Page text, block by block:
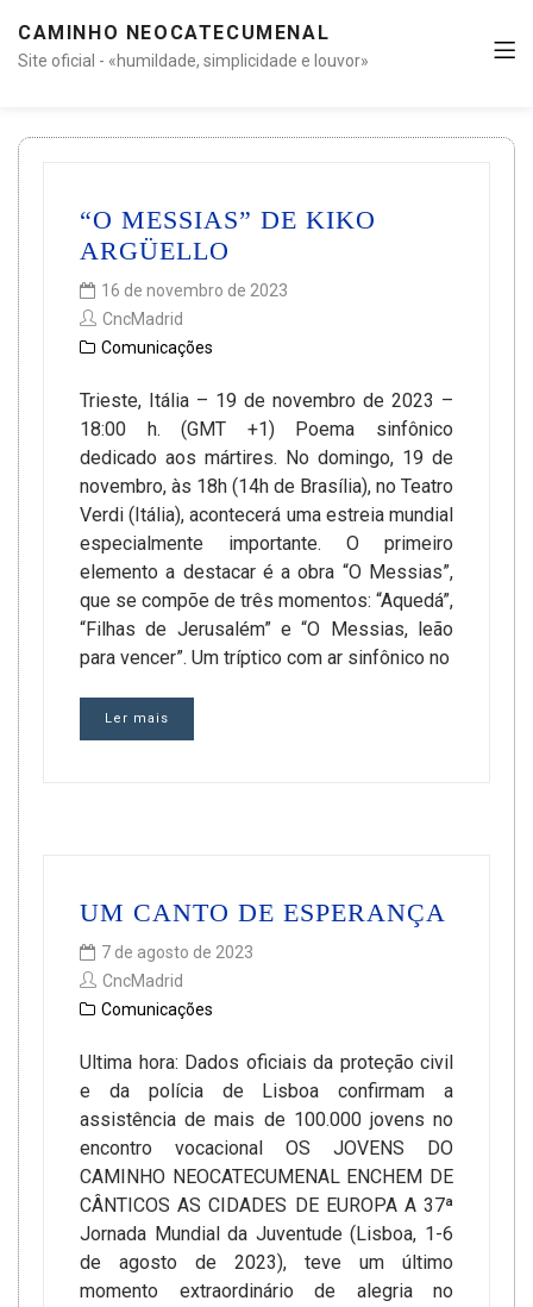
CAMINHO NEOCATECUMENAL
Site oficial - «humildade, simplicidade e louvor»
“O MESSIAS” DE KIKO
ARGÜELLO
16 de novembro de 2023
CncMadrid
Comunicações
Trieste, Itália – 19 de novembro de 2023 –
18:00 h. (GMT +1) Poema sinfônico
dedicado aos mártires. No domingo, 19 de
novembro, às 18h (14h de Brasília), no Teatro
Verdi (Itália), acontecerá uma estreia mundial
especialmente importante. O primeiro
elemento a destacar é a obra “O Messias”,
que se compõe de três momentos: “Aquedá”,
“Filhas de Jerusalém” e “O Messias, leão
para vencer”. Um tríptico com ar sinfônico no
Ler mais
UM CANTO DE ESPERANÇA
7 de agosto de 2023
CncMadrid
Comunicações
Ultima hora: Dados oficiais da proteção civil
e da polícia de Lisboa confirmam a
assistência de mais de 100.000 jovens no
encontro vocacional OS JOVENS DO
CAMINHO NEOCATECUMENAL ENCHEM DE
CÂNTICOS AS CIDADES DE EUROPA A 37ª
Jornada Mundial da Juventude (Lisboa, 1-6
de agosto de 2023), teve um último
momento extraordinário de alegria no